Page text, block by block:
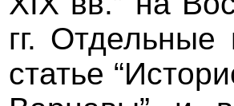
гг.
статье